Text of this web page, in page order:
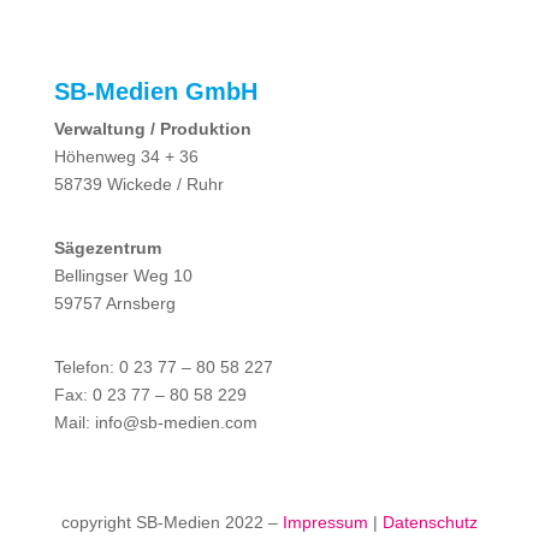
SB-Medien GmbH
Verwaltung / Produktion
Höhenweg 34 + 36
58739 Wickede / Ruhr
Sägezentrum
Bellingser Weg 10
59757 Arnsberg
Telefon: 0 23 77 – 80 58 227
Fax: 0 23 77 – 80 58 229
Mail: info@sb-medien.com
copyright SB-Medien 2022 – Impressum | Datenschutz